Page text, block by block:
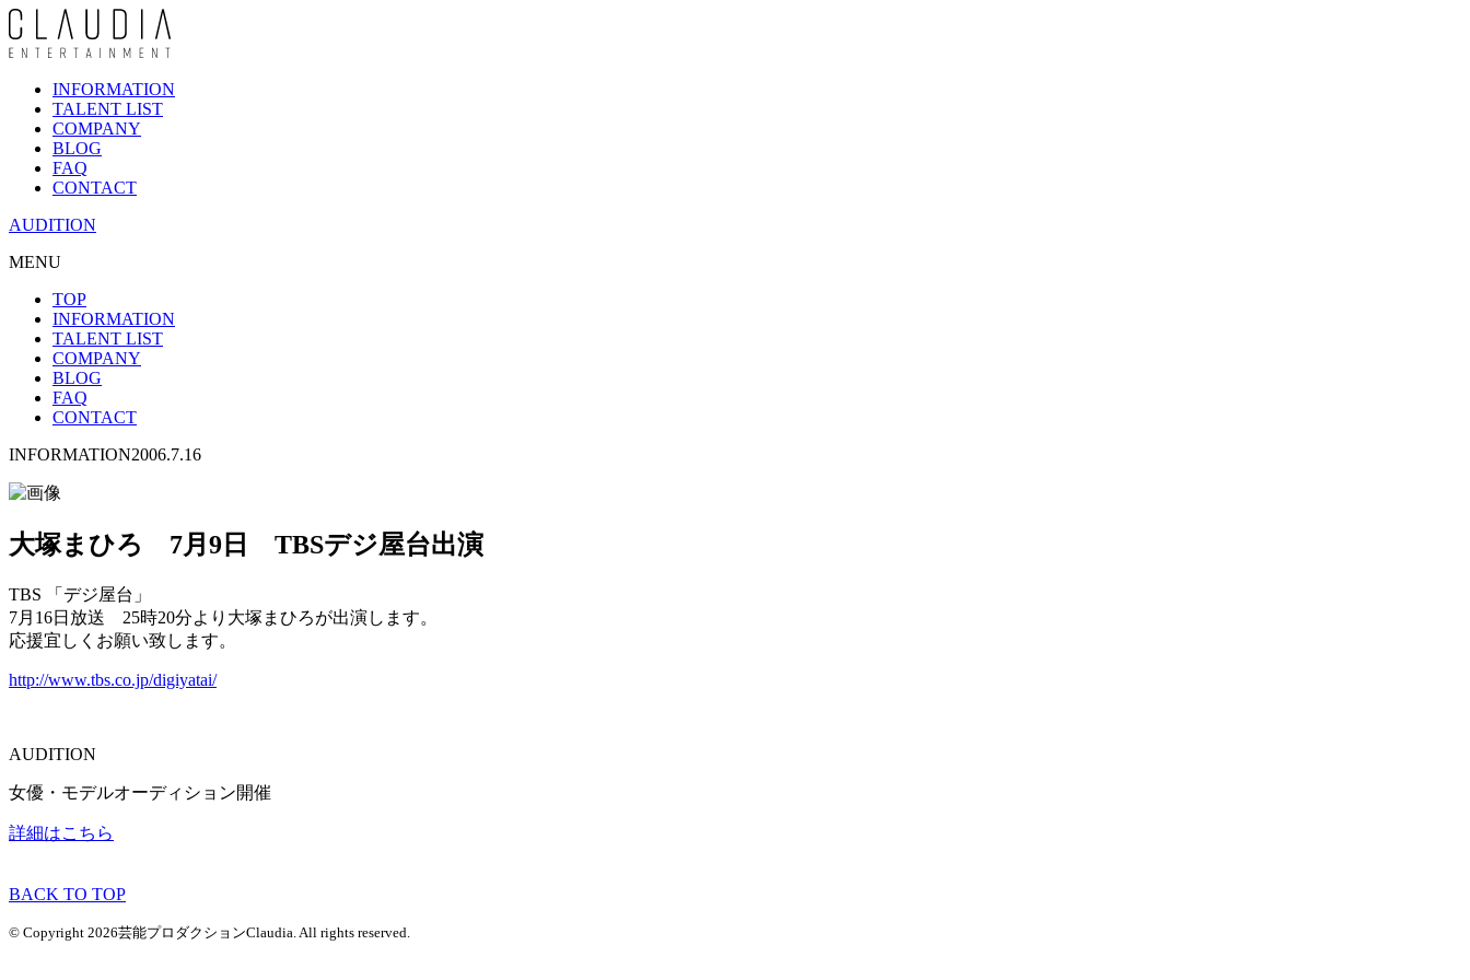
INFORMATION
TALENT LIST
COMPANY
BLOG
FAQ
CONTACT
AUDITION
MENU
TOP
INFORMATION
TALENT LIST
COMPANY
BLOG
FAQ
CONTACT
INFORMATION2006.7.16
大塚まひろ 7月9日 TBSデジ屋台出演
TBS 「デジ屋台」
7月16日放送 25時20分より大塚まひろが出演します。
応援宜しくお願い致します。
http://www.tbs.co.jp/digiyatai/
AUDITION
女優・モデルオーディション開催
詳細はこちら
BACK TO TOP
© Copyright 2026芸能プロダクションClaudia. All rights reserved.